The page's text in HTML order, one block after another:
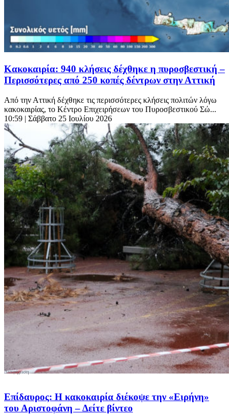
Κακοκαιρία: 940 κλήσεις δέχθηκε η πυροσβεστική –
Περισσότερες από 250 κοπές δέντρων στην Αττική
Από την Αττική δέχθηκε τις περισσότερες κλήσεις πολιτών λόγω
κακοκαιρίας, το Κέντρο Επιχειρήσεων του Πυροσβεστικού Σώ...
10:59 | Σάββατο 25 Ιουλίου 2026
Επίδαυρος: Η κακοκαιρία διέκοψε την «Ειρήνη»
του Αριστοφάνη – Δείτε βίντεο